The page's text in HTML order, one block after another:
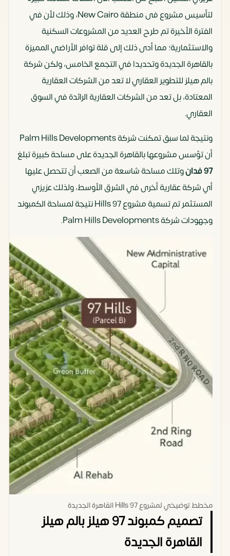
لتأسيس مشروع فى منطقة New Cairo، وذلك لأن في
الفترة الأخيرة تم طرح العديد من المشروعات السكنية
والاستثمارية؛ مما أدى ذلك إلى قلة توافر الأراضي المميزة
بالقاهرة الجديدة وتحديدا في التجمع الخامس، ولكن شركة
بالم هيلز للتطوير العقاري لا تعد من الشركات العقارية
المعتادة، بل تعد من الشركات العقارية الرائدة في السوق
العقاري.
ونتيجة لما سبق تمكنت شركة Palm Hills Developments
أن تؤسس مشروعها بالقاهرة الجديدة على مساحة كبيرة تبلغ
97 فدان
وتلك مساحة شاسعة من الصعب أن تتحصل عليها
أي شركة عقارية أخرى في الشرق الأوسط، ولذلك عزيزي
المستثمر تم تسمية مشروع 97 Hills نتيجة لمساحة الكمبوند
وجهودات شركة Palm Hills Developments.
مخطط توضيخي لمشروع 97 Hills القاهرة الجديدة
تصميم كمبوند 97 هيلز بالم هيلز
القاهرة الجديدة